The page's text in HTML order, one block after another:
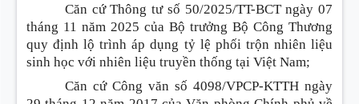
Căn cứ Thông tư số 50/2025/TT-BCT ngày 07
tháng 11 năm 2025 của Bộ trưởng Bộ Công Thương
quy định lộ trình áp dụng tỷ lệ phối trộn nhiên liệu
sinh học với nhiên liệu truyền thống tại Việt Nam;
Căn cứ Công văn số 4098/VPCP-KTTH ngày